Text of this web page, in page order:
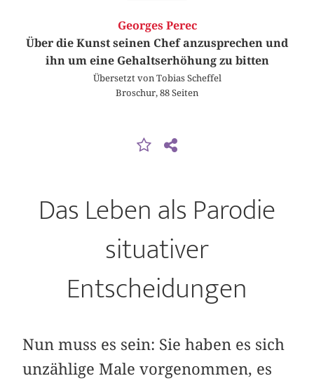
Georges Perec
Über die Kunst seinen Chef anzusprechen und
ihn um eine Gehaltserhöhung zu bitten
Übersetzt von Tobias Scheffel
Broschur, 88 Seiten
Das Leben als Parodie
situativer
Entscheidungen
Nun muss es sein: Sie haben es sich
unzählige Male vorgenommen, es